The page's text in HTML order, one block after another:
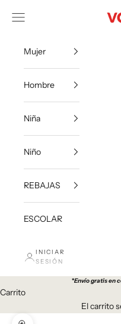
Menú
Mujer
Hombre
Niña
Niño
REBAJAS
ESCOLAR
INICIAR
SESIÓN
*Envío gratis en
Carrito
El carrito